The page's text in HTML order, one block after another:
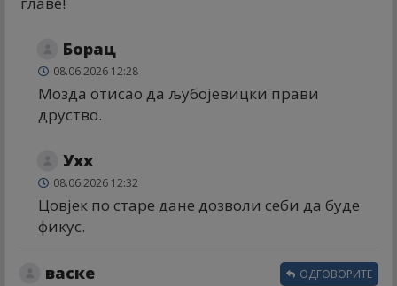
Борац
08.06.2026 12:28
Мозда отисао да љубојевицки прави
друство.
Ухх
08.06.2026 12:32
Цовјек по старе дане дозволи себи да буде
фикус.
васке ОДГОВОРИТЕ